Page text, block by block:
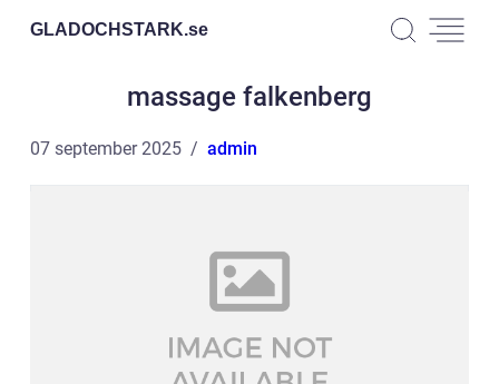
GLADOCHSTARK.se
massage falkenberg
07 september 2025 admin